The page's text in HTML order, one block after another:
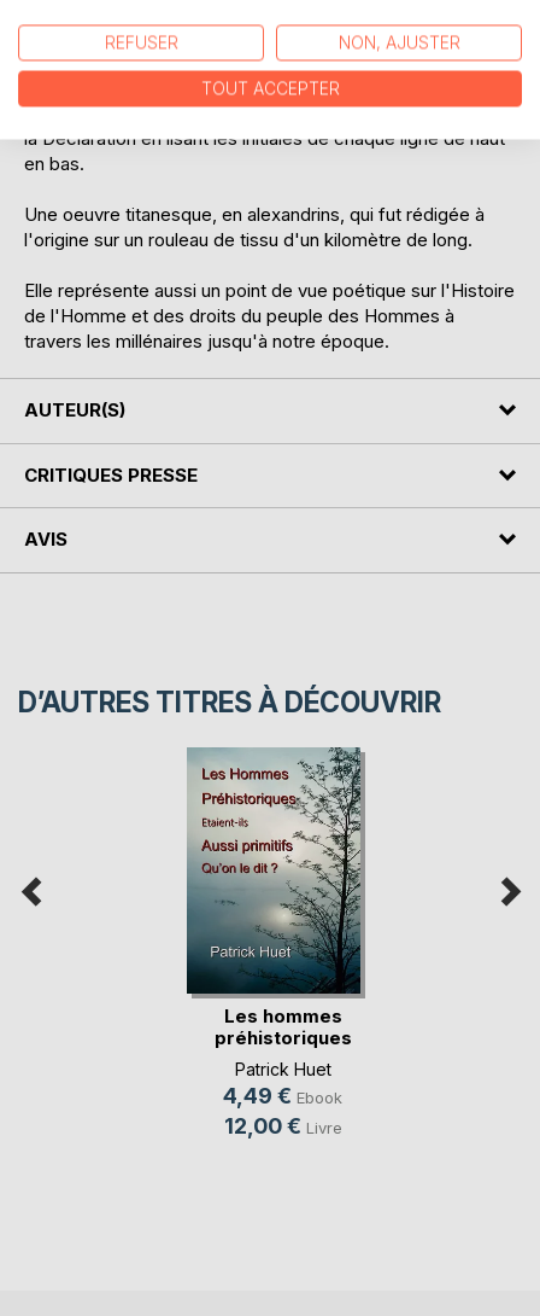
Ce poème acrostiche fut composé par Patrick Huet sur le
texte complet de la Déclaration Universelle des Droits de
l'Homme. Chaque lettre de cette Déclaration représente
l'initiale d'un vers. On peut donc découvrir tout le texte de
la Déclaration en lisant les initiales de chaque ligne de haut
en bas.
Une oeuvre titanesque, en alexandrins, qui fut rédigée à
l'origine sur un rouleau de tissu d'un kilomètre de long.
Elle représente aussi un point de vue poétique sur l'Histoire
de l'Homme et des droits du peuple des Hommes à
travers les millénaires jusqu'à notre époque.
AUTEUR(S)
CRITIQUES PRESSE
AVIS
D’AUTRES TITRES À DÉCOUVRIR
Les hommes
préhistoriques
étaient-(...)
Patrick Huet
4,49 € Ebook
12,00 € Livre
REFUSER NON, AJUSTER
TOUT ACCEPTER